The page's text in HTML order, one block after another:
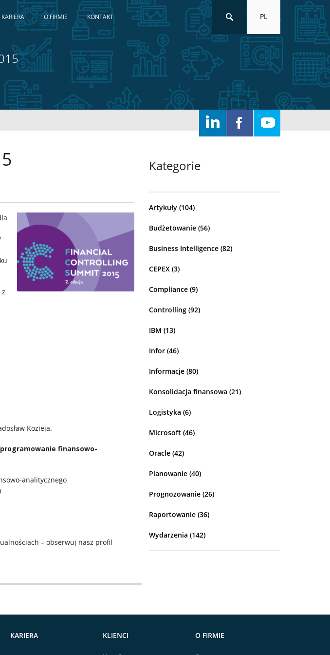
KARIERA O FIRMIE KONTAKT PL
Kozieja.
finansowo-
analitycznego
– obserwuj nasz profil
Kategorie
Artykuły (104)
Budżetowanie (56)
Business Intelligence (82)
CEPEX (3)
Compliance (9)
Controlling (92)
IBM (13)
Infor (46)
Informacje (80)
Konsolidacja finansowa (21)
Logistyka (6)
Microsoft (46)
Oracle (42)
Planowanie (40)
Prognozowanie (26)
Raportowanie (36)
Wydarzenia (142)
KARIERA KLIENCI O FIRMIE